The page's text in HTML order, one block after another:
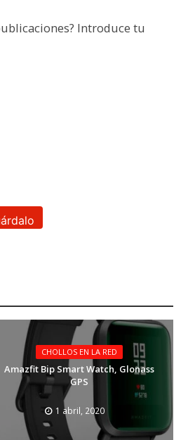
Introduce tu
CHOLLOS EN LA RED
Amazfit Bip Smart Watch, Glonass
GPS
1 abril, 2020